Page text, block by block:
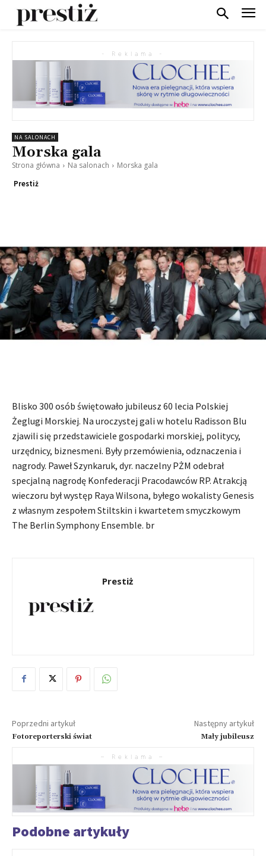
- Reklama -
NA SALONACH
Morska gala
Strona główna Na salonach
Morska gala
Prestiż
Blisko 300 osób świętowało jubileusz 60 lecia Polskiej
Żeglugi Morskiej. Na uroczystej gali w hotelu Radisson Blu
zjawili się przedstawiciele gospodarki morskiej, politycy,
urzędnicy, biznesmeni. Były przemówienia, odznaczenia i
nagrody. Paweł Szynkaruk, dyr. naczelny PŻM odebrał
specjalną nagrodę Konfederacji Pracodawców RP. Atrakcją
wieczoru był występ Raya Wilsona, byłego wokalisty Genesis
z własnym zespołem Stiltskin i kwartetem smyczkowym
The Berlin Symphony Ensemble. br
Prestiż
Poprzedni artykuł
Fotoreporterski świat
Następny artykuł
Mały jubileusz
– Reklama –
Podobne artykuły